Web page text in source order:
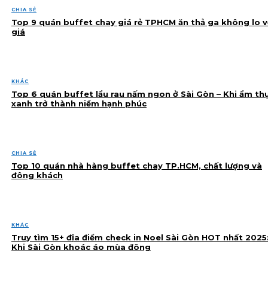
CHIA SẺ
Top 9 quán buffet chay giá rẻ TPHCM ăn thả ga không lo
giá
KHÁC
Top 6 quán buffet lẩu rau nấm ngon ở Sài Gòn – Khi ẩm
xanh trở thành niềm hạnh phúc
CHIA SẺ
Top 10 quán nhà hàng buffet chay TP.HCM, chất lượng và
đông khách
KHÁC
Truy tìm 15+ địa điểm check in Noel Sài Gòn HOT nhất
Khi Sài Gòn khoác áo mùa đông